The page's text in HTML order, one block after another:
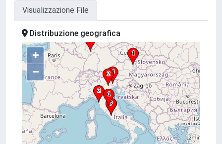
Visualizzazione File
Distribuzione geografica
+
–